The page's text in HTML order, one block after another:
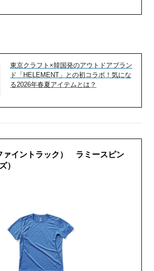
東京クラフト×韓国発のアウトドアブラン
ド「HELEMENT」との初コラボ！気にな
る2026年春夏アイテムとは？
ァイントラック） ラミースピン
）